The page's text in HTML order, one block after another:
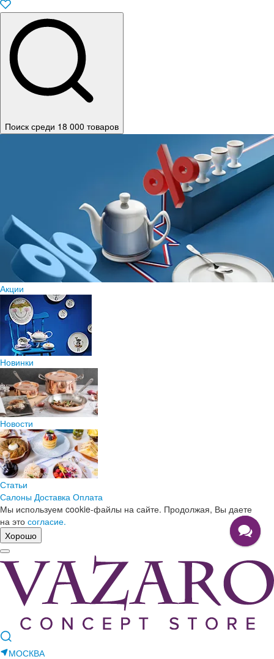
Поиск среди 18 000 товаров
Акции
Новинки
Новости
Статьи
Салоны Доставка Оплата
Мы используем cookie-файлы на сайте. Продолжая, Вы даете
на это согласие.
Хорошо
МОСКВА